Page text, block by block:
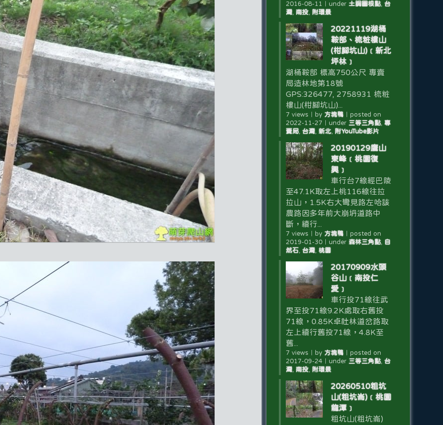
2016-08-11 under 土調圖根點, 台
灣, 南投, 附環景
20221119湖桶
鞍部、梳粧樓山
(柑腳坑山)﹝新北
坪林﹞
湖桶鞍部 標高750公尺 專賣
局造林地第18號
GPS:326477, 2758931 梳粧
樓山(柑腳坑山)...
7 views by 方塊鴨｜ posted on
2022-11-27
under 三等三角點, 專
賣局, 台灣, 新北, 附YouTube影片
20190129鷹山
東峰﹝桃園復
興﹞
車行台7線經巴陵
至47.1K取左上桃116線往拉
拉山，1.5K右大彎見路左哈該
農路因多年前大崩坍道路中
斷，續行...
7 views by 方塊鴨｜ posted on
2019-01-30｜ under 森林三角點, 自
然石, 台灣, 桃園
20170909水頭
谷山﹝南投仁
愛﹞
車行投71線往武
界至投71線9.2K處取右舊投
71線，0.85K卓社林道岔路取
左上續行舊投71線，4.8K至
舊...
7 views by 方塊鴨｜ posted on
2017-09-24｜ under 三等三角點, 台
灣, 南投, 附環景
20260510粗坑
山(粗坑崙)﹝桃園
龍潭﹞
粗坑山(粗坑崙)